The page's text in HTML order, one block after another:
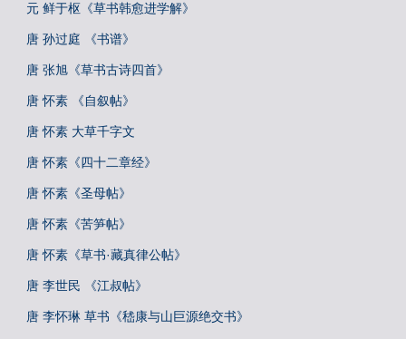
元 鲜于枢《草书韩愈进学解》
唐 孙过庭 《书谱》
唐 张旭《草书古诗四首》
唐 怀素 《自叙帖》
唐 怀素 大草千字文
唐 怀素《四十二章经》
唐 怀素《圣母帖》
唐 怀素《苦笋帖》
唐 怀素《草书·藏真律公帖》
唐 李世民 《江叔帖》
唐 李怀琳 草书《嵇康与山巨源绝交书》